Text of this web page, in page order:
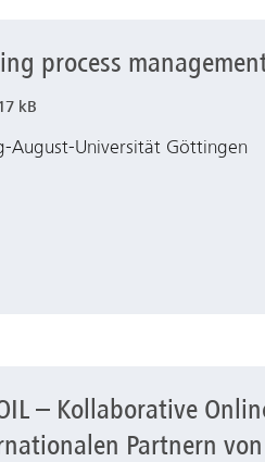
management with digital
process
kB
August-Universität Göttingen
Online-Lehre mit
– Kollaborative
Partnern